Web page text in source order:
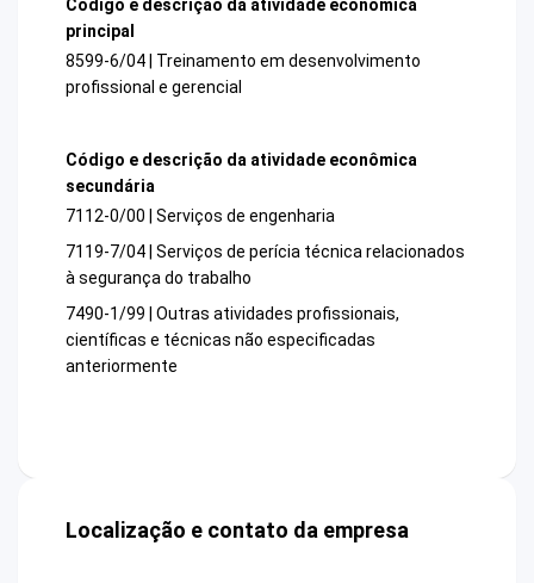
Código e descrição da atividade econômica
principal
8599-6/04 | Treinamento em desenvolvimento
profissional e gerencial
Código e descrição da atividade econômica
secundária
7112-0/00 | Serviços de engenharia
7119-7/04 | Serviços de perícia técnica relacionados
à segurança do trabalho
7490-1/99 | Outras atividades profissionais,
científicas e técnicas não especificadas
anteriormente
Localização e contato da empresa